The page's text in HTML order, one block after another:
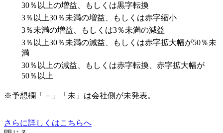
30％以上の増益、もしくは黒字転換
3％以上30％未満の増益、もしくは赤字縮小
3％未満の増益、もしくは3％未満の減益
3％以上30％未満の減益、もしくは赤字拡大幅が50％未
満
30％以上の減益、もしくは赤字転換、赤字拡大幅が
50％以上
※予想欄「－」「未」は会社側が未発表。
さらに詳しくはこちらへ